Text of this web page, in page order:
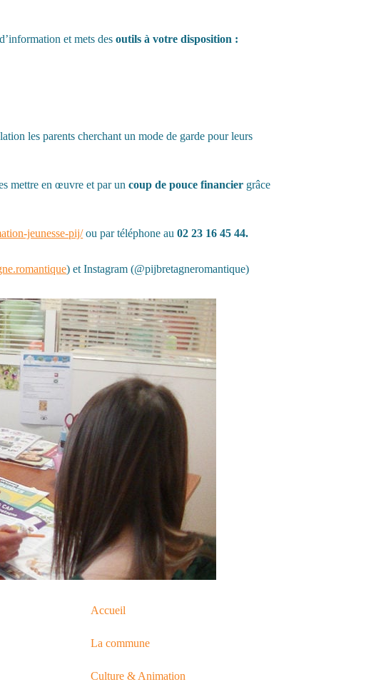
et mets desoutils à votre disposition :
les parents cherchant un mode de garde pour leurs
mettre en œuvre et par uncoup de pouce financier grâce
jeunesse-pij/ ou par téléphone au02 23 16 45 44.
) et Instagram (@pijbretagneromantique)
Accueil
La commune
Culture & Animation